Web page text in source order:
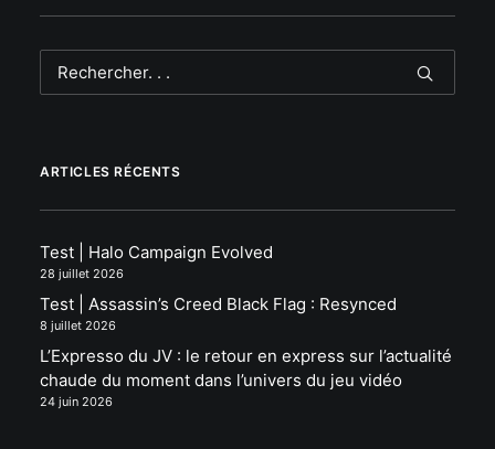
ARTICLES RÉCENTS
Test | Halo Campaign Evolved
28 juillet 2026
Test | Assassin’s Creed Black Flag : Resynced
8 juillet 2026
L’Expresso du JV : le retour en express sur l’actualité
chaude du moment dans l’univers du jeu vidéo
24 juin 2026